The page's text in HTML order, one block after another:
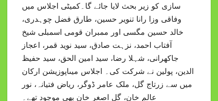
سازی کو زیر بحث لایا جائے گا۔کمیٹی اجلاس میں
وفاقی وزا رانا تنویر حسین، طارق فضل چوہدری،
خالد حسین مگسی اور ممبران قومی اسمبلی شیخ
آفتاب احمد، نزہت صادق، سید نوید قمر، اعجاز
جاکھرانی، شہلا رضا، سید امین الحق، سید حفیظ
الدین، پولین نے شرکت کی۔ اجلاس میںاپوزیشن ارکان
میں سے زرتاج گل، ملک عامر ڈوگر، ریاض فتیانہ، نور
عالم خان، گل اصغر خان بھی موجود تھے۔